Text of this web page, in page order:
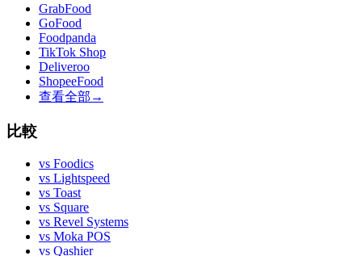
GrabFood
GoFood
Foodpanda
TikTok Shop
Deliveroo
ShopeeFood
查看全部 →
比較
vs Foodics
vs Lightspeed
vs Toast
vs Square
vs Revel Systems
vs Moka POS
vs Qashier